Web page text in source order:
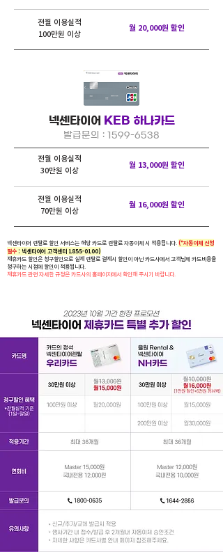
전월 이용실적
100만원 이상
월 20,000원 할인
넥센타이어 KEB 하나카드
발급문의 : 1599-6538
전월 이용실적
30만원 이상
월 13,000원 할인
전월 이용실적
70만원 이상
월 16,000원 할인
넥센타이어 렌탈료 할인 서비스는 해당 카드로 렌탈료 자동이체 시 적용됩니다.(*자동이체 신청
필수 : 넥센타이어 고객센터 1855-0100)
제휴카드 할인은 청구할인으로 실제 렌탈료 결제시 할인이 아닌 카드사에서 고객님께 카드비용을
청구하는 시점에 할인이 적용됩니다.
제휴카드 관련 자세한 규정은 카드사의 홈페이지에서 확인해 주시기 바랍니다.